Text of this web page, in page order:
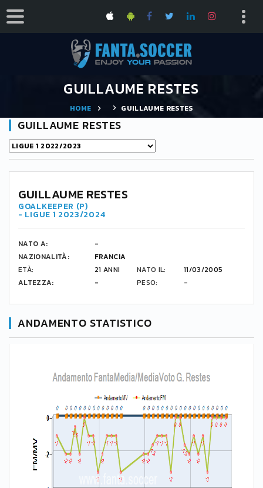
GUILLAUME RESTES
HOME GUILLAUME RESTES
GUILLAUME RESTES
50
GUILLAUME RESTES
GOALKEEPER (P)
- LIGUE 1 2023/2024
NATO A:
-
NAZIONALITÀ:
FRANCIA
ETÀ:
21 ANNI NATO IL:
11/03/2005
ALTEZZA:
- PESO: -
ANDAMENTO STATISTICO